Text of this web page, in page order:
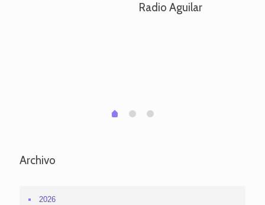
Radio Aguilar
0 1 2
Archivo
2026